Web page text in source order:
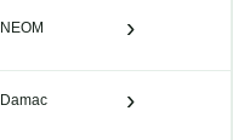
NEOM ›
Damac ›